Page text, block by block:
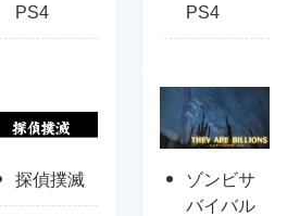
PS4
PS4
探偵撲滅
ゾンビサ
バイバル